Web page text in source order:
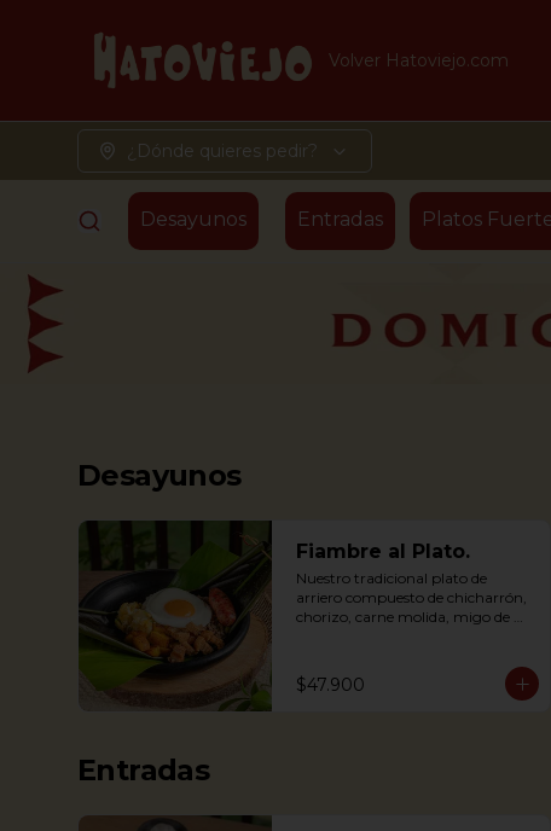
Volver Hatoviejo.com
¿Dónde quieres pedir?
Desayunos Entradas Platos
Desayunos
Fiambre al Plato.
Nuestro tradicional plato de
arriero compuesto de chicharrón,
chorizo, carne molida, migo de
$47.900
Entradas